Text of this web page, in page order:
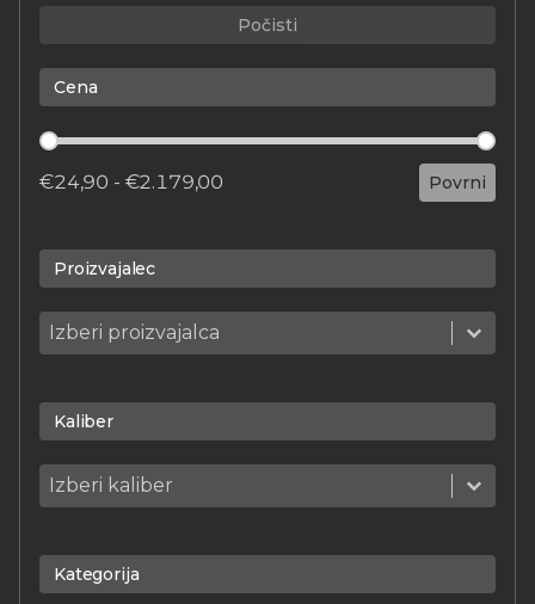
Počisti
Cena
Cena
€24,90 - €2.179,00 Povrni
Proizvajalec
Proizvajalec
Proizvajalec
Proizvajalec
Kaliber
Kaliber
Kaliber
Kaliber
Kategorija